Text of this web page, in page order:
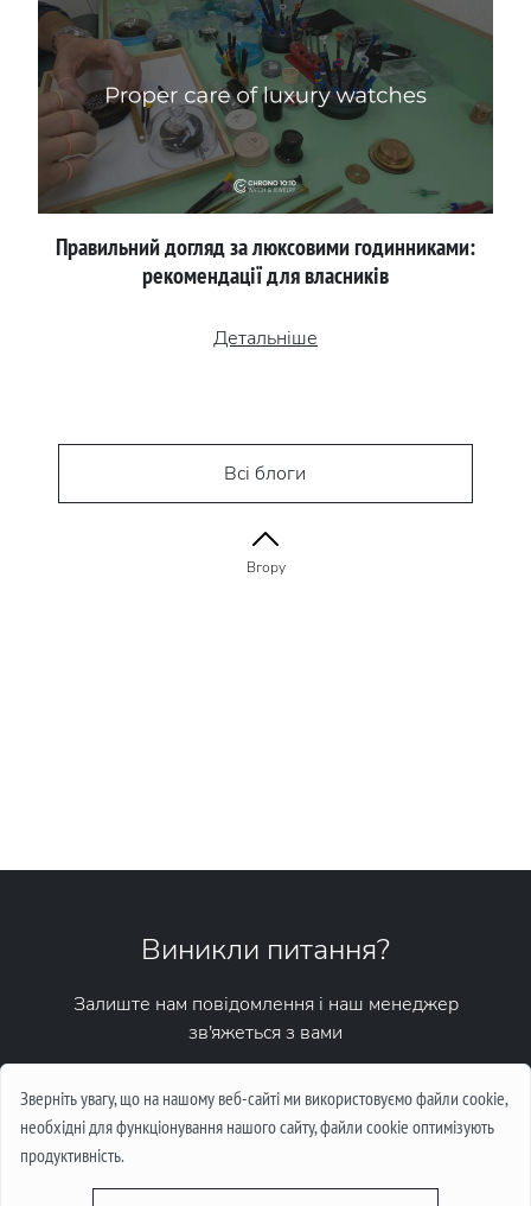
Зверніть увагу, що на нашому веб-сайті ми використовуємо файли cookie,
необхідні для функціонування нашого сайту, файли cookie оптимізують
продуктивність.
Правильний догляд за люксовими годинниками:
рекомендації для власників
Детальніше
Всі блоги
Вгору
Виникли питання?
Залиште нам повідомлення і наш менеджер
зв'яжеться з вами
Написати повідомлення